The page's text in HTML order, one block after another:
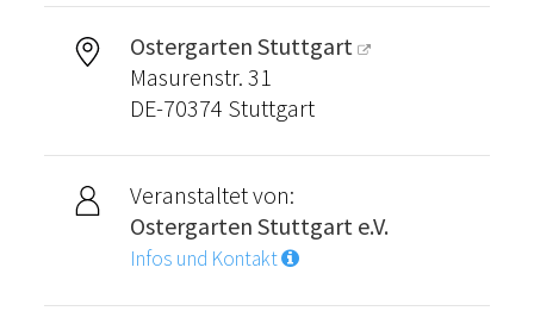
Ostergarten Stuttgart
Masurenstr. 31
DE-70374 Stuttgart
Veranstaltet von:
Ostergarten Stuttgart e.V.
Infos und Kontakt